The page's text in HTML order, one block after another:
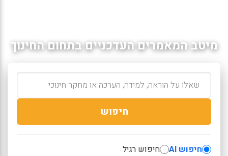
מיטב המאמרים העדכניים בתחום החינוך
חיפוש
חיפוש AI חיפוש רגיל